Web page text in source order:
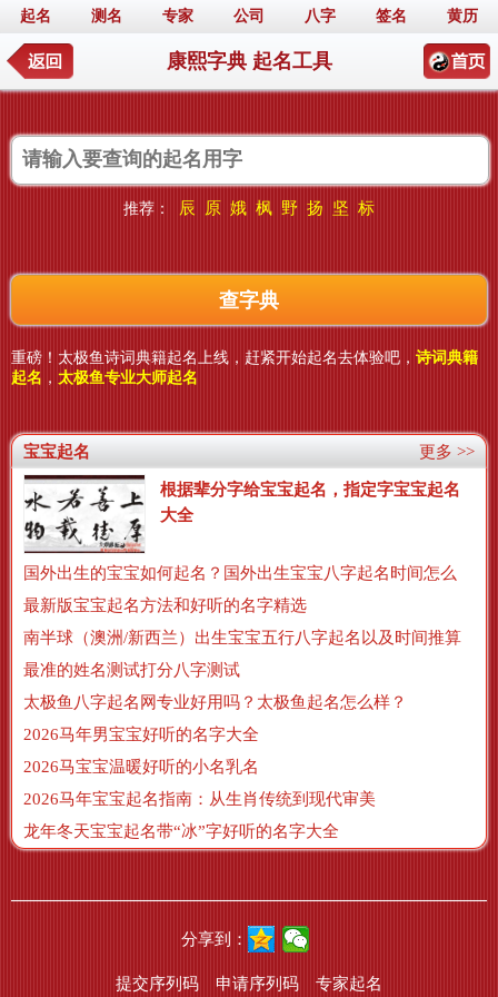
起名 测名 专家 公司 八字 签名 黄历
康熙字典 起名工具
推荐： 辰 原 娥 枫 野 扬 坚 标
重磅！太极鱼诗词典籍起名上线，赶紧开始起名去体验吧， 诗词典籍
起名 ， 太极鱼专业大师起名
更多 >>
宝宝起名
根据辈分字给宝宝起名，指定字宝宝起名
大全
最新版宝宝起名方法和好听的名字精选
南半球（澳洲/新西兰）出生宝宝五行八字起名以及时间推算
最准的姓名测试打分八字测试
太极鱼八字起名网专业好用吗？太极鱼起名怎么样？
2026马年男宝宝好听的名字大全
2026马宝宝温暖好听的小名乳名
2026马年宝宝起名指南：从生肖传统到现代审美
龙年冬天宝宝起名带“冰”字好听的名字大全
分享到：
提交序列码 申请序列码 专家起名